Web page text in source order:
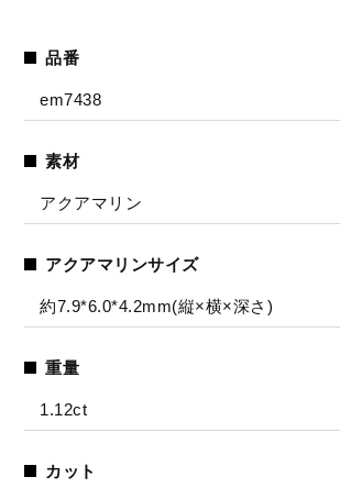
品番
em7438
素材
アクアマリン
アクアマリンサイズ
約7.9*6.0*4.2mm(縦×横×深さ)
重量
1.12ct
カット